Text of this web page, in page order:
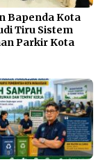
Bapenda Kota
Tiru Sistem
Parkir Kota